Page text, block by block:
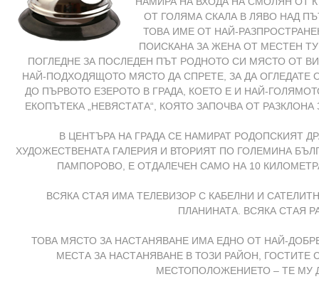
ОТ ГОЛЯМА СКАЛА В ЛЯВО НАД
ТОВА ИМЕ ОТ НАЙ-
ПОИСКАНА ЗА ЖЕНА ОТ МЕСТЕН
ПОГЛЕДНЕ ЗА ПОСЛЕДЕН ПЪТ РОДНОТО СИ МЯСТО ОТ
НАЙ-ПОДХОДЯЩОТО МЯСТО ДА СПРЕТЕ, ЗА ДА ОГЛЕДАТЕ
ДО ПЪРВОТО ЕЗЕРОТО В ГРАДА, КОЕТО Е И НАЙ-
ЕКОПЪТЕКА „НЕВЯСТАТА“, КОЯТО ЗАПОЧВА ОТ
В ЦЕНТЪРА НА ГРАДА СЕ НАМИРАТ РОДОПСКИЯТ
ХУДОЖЕСТВЕНАТА ГАЛЕРИЯ И ВТОРИЯТ ПО ГОЛЕМИНА
ПАМПОРОВО, Е ОТДАЛЕЧЕН САМО НА 10
ВСЯКА СТАЯ ИМА ТЕЛЕВИЗОР С КАБЕЛНИ И
ПЛАНИНАТА. ВСЯКА СТАЯ
ТОВА МЯСТО ЗА НАСТАНЯВАНЕ ИМА ЕДНО ОТ НАЙ-
МЕСТА ЗА НАСТАНЯВАНЕ В ТОЗИ РАЙОН,
МЕСТОПОЛОЖЕНИЕТО – ТЕ МУ